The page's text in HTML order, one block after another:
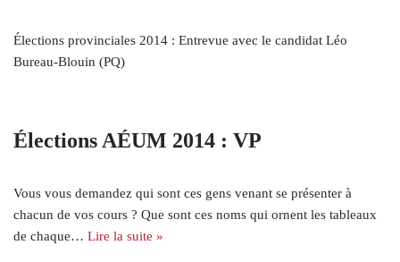
Élections provinciales 2014 : Entrevue avec le candidat Léo
Bureau-Blouin (PQ)
Élections AÉUM 2014 : VP
Vous vous demandez qui sont ces gens venant se présenter à
chacun de vos cours ? Que sont ces noms qui ornent les tableaux
de chaque… Lire la suite »